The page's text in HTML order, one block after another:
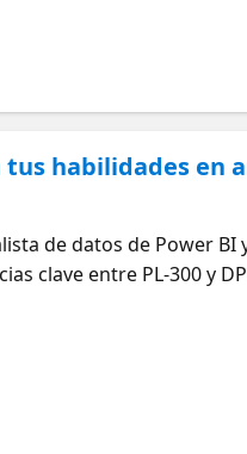
tus habilidades en
de datos de Power
clave entre PL-300 y
y cómo ampliar tus
examen DP-600